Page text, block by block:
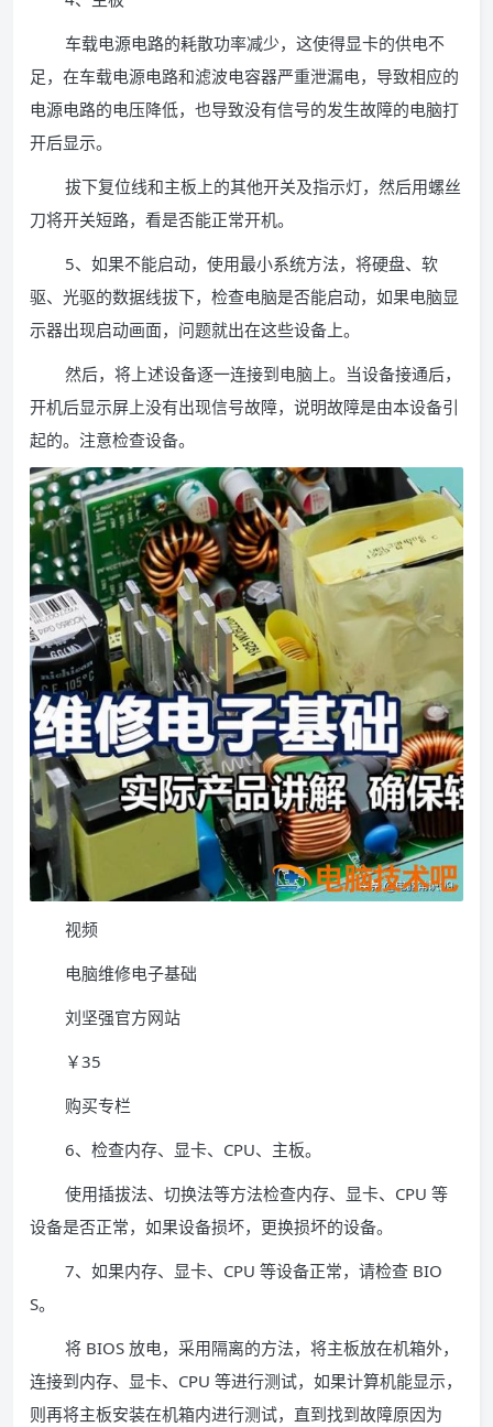
车载电源电路的耗散功率减少，这使得显卡的供电不
足，在车载电源电路和滤波电容器严重泄漏电，导致相应的
电源电路的电压降低，也导致没有信号的发生故障的电脑打
开后显示。
拔下复位线和主板上的其他开关及指示灯，然后用螺丝
刀将开关短路，看是否能正常开机。
5、如果不能启动，使用最小系统方法，将硬盘、软
驱、光驱的数据线拔下，检查电脑是否能启动，如果电脑显
示器出现启动画面，问题就出在这些设备上。
然后，将上述设备逐一连接到电脑上。当设备接通后，
开机后显示屏上没有出现信号故障，说明故障是由本设备引
起的。注意检查设备。
视频
电脑维修电子基础
刘坚强官方网站
￥35
购买专栏
6、检查内存、显卡、CPU、主板。
使用插拔法、切换法等方法检查内存、显卡、CPU 等
设备是否正常，如果设备损坏，更换损坏的设备。
7、如果内存、显卡、CPU 等设备正常，请检查 BIO
S。
将 BIOS 放电，采用隔离的方法，将主板放在机箱外，
连接到内存、显卡、CPU 等进行测试，如果计算机能显示，
则再将主板安装在机箱内进行测试，直到找到故障原因为